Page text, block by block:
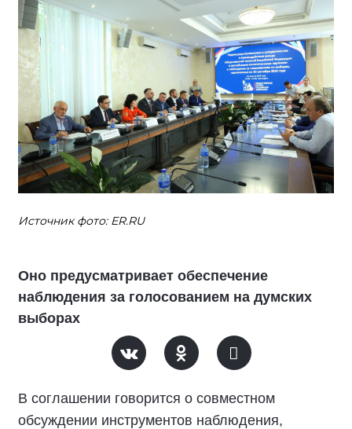
Источник фото: ER.RU
Оно предусматривает обеспечение
наблюдения за голосованием на думских
выборах
В соглашении говорится о совместном
обсуждении инструментов наблюдения,